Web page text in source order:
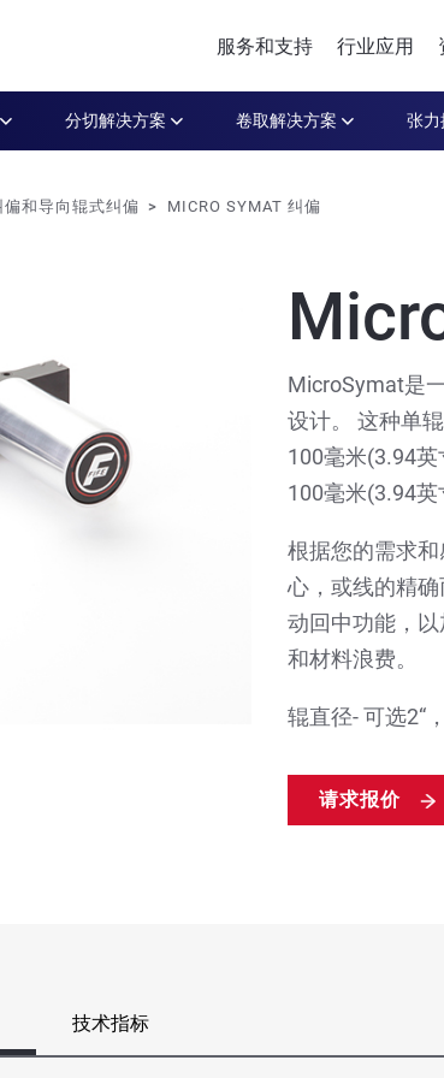
服务和支持 行业应用
分切解决方案 卷取解决方案 张力
和导向辊式纠偏 MICRO SYMAT 纠偏
MicroSymat是
设计。 这种单
100毫米(3.94
100毫米(3.94英
根据您的需求
心，或线的精
动回中功能，
和材料浪费。
辊直径- 可选2“
请求报价
技术指标